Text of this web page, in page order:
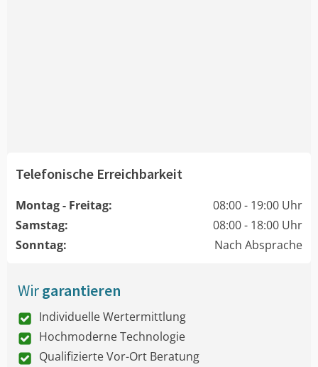
Telefonische Erreichbarkeit
Montag - Freitag:
08:00 - 19:00 Uhr
Samstag:
08:00 - 18:00 Uhr
Sonntag:
Nach Absprache
Wirgarantieren
Individuelle Wertermittlung
Hochmoderne Technologie
Qualifizierte Vor-Ort Beratung